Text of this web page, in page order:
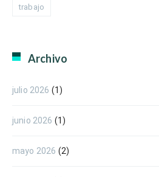
trabajo
Archivo
julio 2026 (1)
junio 2026 (1)
mayo 2026 (2)